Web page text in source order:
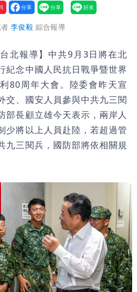
1事台灣陸地」了！雙眼牆旋
盪
市…猛撞12車！民眾嚇「賓士
命」
AZ疫苗秘辛「專為台生
陳時中清白
轉彎」機率非常小！明強度有
！超市、量販週末優惠 父
、海鮮
者李俊毅 綜合報導
北報導】中共9月3日將在北
紀念中國人民抗日戰爭暨世界
80周年大會。陸委會昨天宣
交、國安人員參與中共九三閱
部長顧立雄今天表示，兩岸人
少將以上人員赴陸，若超過管
九三閱兵，國防部將依相關規